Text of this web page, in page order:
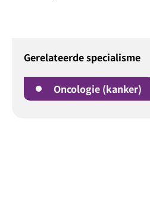
Gerelateerde specialisme
Oncologie (kanker)